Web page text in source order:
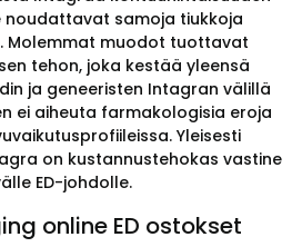
noudattavat samoja tiukkoja
Molemmat muodot tuottavat
tehon, joka kestää yleensä
ja geneeristen Intagran välillä
ei aiheuta farmakologisia eroja
Yleisesti
on kustannustehokas vastine
ED-johdolle.
online ED ostokset